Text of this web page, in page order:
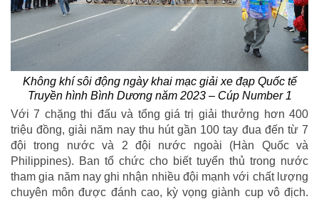
Không khí sôi động ngày khai mạc giải xe đạp Quốc tế
Truyền hình Bình Dương năm 2023 – Cúp Number 1
Với 7 chặng thi đấu và tổng giá trị giải thưởng hơn 400
triệu đồng, giải năm nay thu hút gần 100 tay đua đến từ 7
đội trong nước và 2 đội nước ngoài (Hàn Quốc và
Philippines). Ban tổ chức cho biết tuyển thủ trong nước
tham gia năm nay ghi nhận nhiều đội mạnh với chất lượng
chuyên môn được đánh cao, kỳ vọng giành cup vô địch.